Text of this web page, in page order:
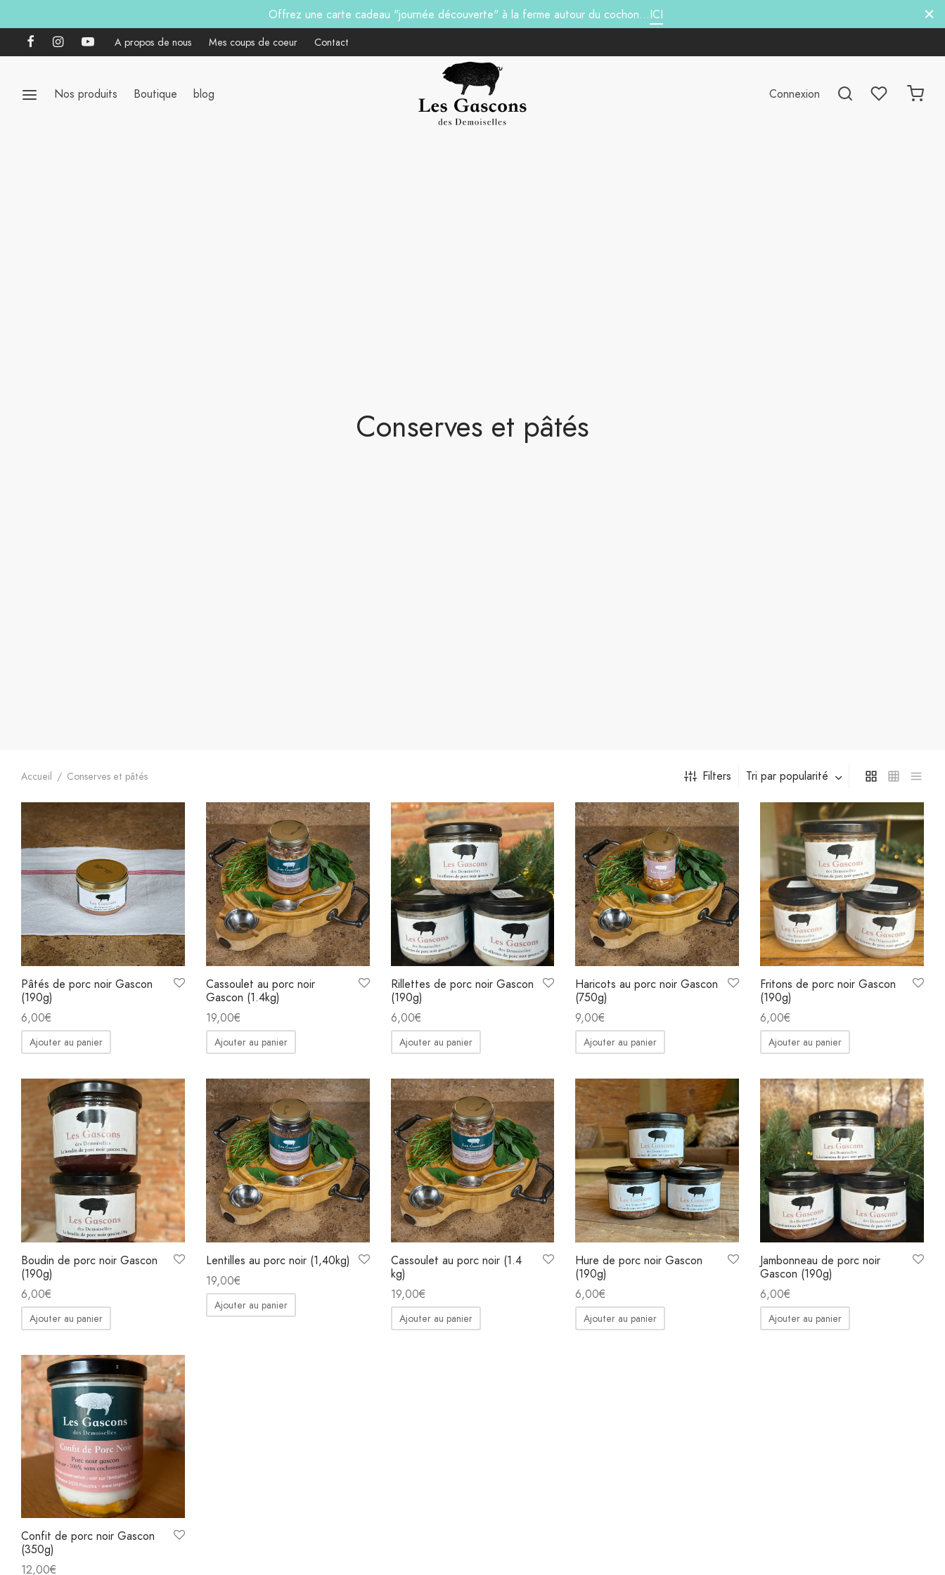
Offrez une carte cadeau "journée découverte" à la ferme autour du cochon…ICI
A propos de nous Mes coups de coeur Contact
Nos produits Boutique blog Connexion
Conserves et pâtés
Accueil / Conserves et pâtés Filters Tri par popularité
Pâtés de porc noir Gascon
(190g)
6,00€
Ajouter au panier
Cassoulet au porc noir
Gascon (1.4kg)
19,00€
Ajouter au panier
Rillettes de porc noir Gascon
(190g)
6,00€
Ajouter au panier
Haricots au porc noir Gascon
(750g)
9,00€
Ajouter au panier
Fritons de porc noir Gascon
(190g)
6,00€
Ajouter au panier
Boudin de porc noir Gascon
(190g)
6,00€
Ajouter au panier
Lentilles au porc noir (1,40kg)
19,00€
Ajouter au panier
Cassoulet au porc noir (1.4
kg)
19,00€
Ajouter au panier
Hure de porc noir Gascon
(190g)
6,00€
Ajouter au panier
Jambonneau de porc noir
Gascon (190g)
6,00€
Ajouter au panier
Confit de porc noir Gascon
(350g)
12,00€